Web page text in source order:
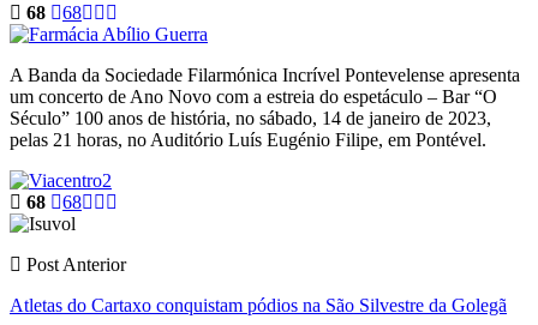
68 68
A Banda da Sociedade Filarmónica Incrível Pontevelense apresenta
um concerto de Ano Novo com a estreia do espetáculo – Bar “O
Século” 100 anos de história, no sábado, 14 de janeiro de 2023,
pelas 21 horas, no Auditório Luís Eugénio Filipe, em Pontével.
68 68
Post Anterior
Atletas do Cartaxo conquistam pódios na São Silvestre da Golegã